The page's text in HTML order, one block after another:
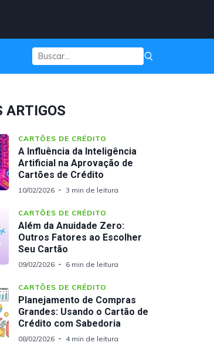
ARTIGOS
CARTÕES DE CRÉDITO
A Influência da Inteligência
Artificial na Aprovação de
Cartões de Crédito
10/02/2026 3 min de leitura
CARTÕES DE CRÉDITO
Além da Anuidade Zero:
Outros Fatores ao Escolher
Seu Cartão
09/02/2026 6 min de leitura
CARTÕES DE CRÉDITO
Planejamento de Compras
Grandes: Usando o Cartão de
Crédito com Sabedoria
08/02/2026 4 min de leitura